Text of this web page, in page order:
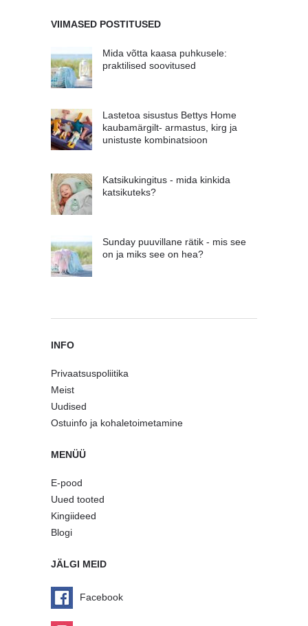
VIIMASED POSTITUSED
Mida võtta kaasa puhkusele:
praktilised soovitused
Lastetoa sisustus Bettys Home
kaubamärgilt- armastus, kirg ja
unistuste kombinatsioon
Katsikukingitus - mida kinkida
katsikuteks?
Sunday puuvillane rätik - mis see
on ja miks see on hea?
INFO
Privaatsuspoliitika
Meist
Uudised
Ostuinfo ja kohaletoimetamine
MENÜÜ
E-pood
Uued tooted
Kingiideed
Blogi
JÄLGI MEID
Facebook